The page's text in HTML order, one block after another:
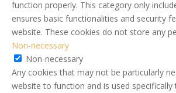
function properly. This category only
ensures basic functionalities and security
website. These cookies do not store any
Non-necessary
Non-necessary
Any cookies that may not be particularly
website to function and is used